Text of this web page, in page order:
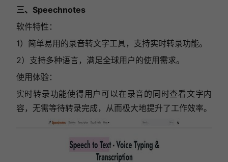
三、Speechnotes
软件特性：
1）简单易用的录音转文字工具，支持实时转录功能。
2）支持多种语言，满足全球用户的使用需求。
使用体验：
实时转录功能使得用户可以在录音的同时查看文字内
容，无需等待转录完成，从而极大地提升了工作效率。